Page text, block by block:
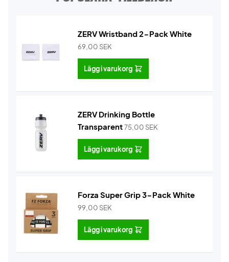
ZERV Wristband 2-Pack White
69,00 SEK
Lägg i varukorg
ZERV Drinking Bottle
Transparent75,00 SEK
Lägg i varukorg
Forza Super Grip 3-Pack White
99,00 SEK
Lägg i varukorg